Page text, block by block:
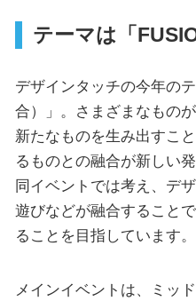
テーマは「
デザインタッチの今年の
合）」。さまざまなもの
新たなものを生み出すこ
るものとの融合が新しい
同イベントでは考え、デ
遊びなどが融合すること
ることを目指しています。
メインイベントは、ミッ